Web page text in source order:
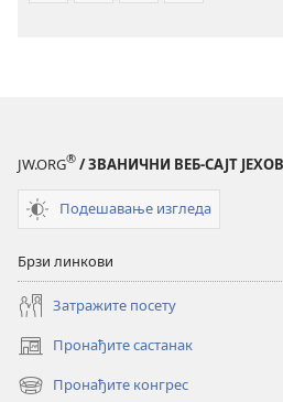
JW.ORG® / ЗВАНИЧНИ ВЕБ-САЈТ
Подешавање изгледа
Брзи линкови
Затражите посету
Пронађите састанак
(отвара
нови
прозор)
Пронађите конгрес
(отвара